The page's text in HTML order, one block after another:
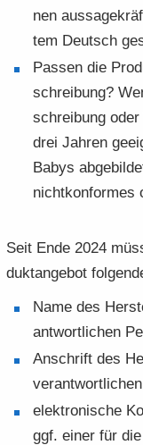
nen
tem Deutsch
Pas­sen die
schrei­bung?
schrei­bung
drei Jah­ren
Babys
nicht­kon­for­mes
Seit Ende 2024
dukt­an­ge­bot
Name des
ant­wort­li­chen
An­schrift des
elek­tro­ni­sche
ggf. einer für